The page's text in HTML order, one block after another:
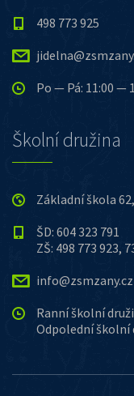
498 773 925
Po — Pá: 11:00 —
Školní družina
Základní škola
ŠD: 604 323 791
ZŠ: 498 773 923,
info@zsmzany.cz
Ranní školní
Odpolední školní